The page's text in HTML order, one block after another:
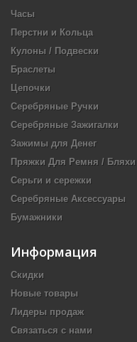
Часы
Перстни и Кольца
Кулоны / Подвески
Браслеты
Цепочки
Серебряные Ручки
Серебряные Зажигалки
Зажимы для Денег
Пряжки Для Ремня / Бляхи
Серьги и сережки
Серебряные Аксессуары
Бумажники
Информация
Скидки
Новые товары
Лидеры продаж
Связаться с нами